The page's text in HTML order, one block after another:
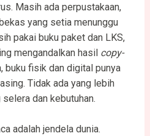
Masih ada perpustakaan,
yang setia menunggu
pakai buku paket dan LKS,
mengandalkan hasil copy-
buku fisik dan digital punya
Tidak ada yang lebih
dan kebutuhan.
adalah jendela dunia.